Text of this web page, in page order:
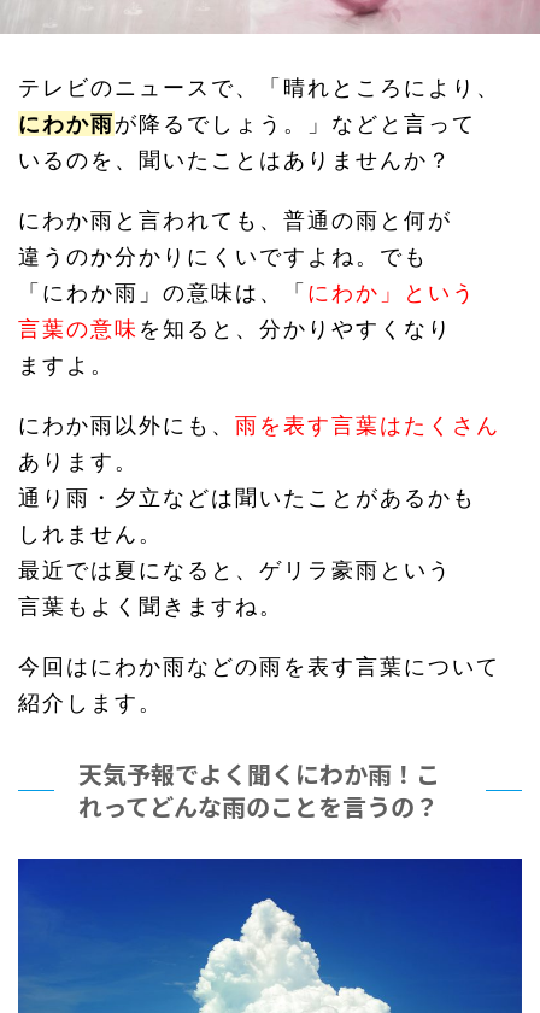
テレビのニュースで、「晴れところにより、
にわか雨が降るでしょう。」などと言って
いるのを、聞いたことはありませんか？
にわか雨と言われても、普通の雨と何が
違うのか分かりにくいですよね。でも
「にわか雨」の意味は、「にわか」という
言葉の意味 を知ると、分かりやすくなり
ますよ。
にわか雨以外にも、 雨を表す言葉はたくさん
あります。
通り雨・夕立などは聞いたことがあるかも
しれません。
最近では夏になると、ゲリラ豪雨という
言葉もよく聞きますね。
今回はにわか雨などの雨を表す言葉について
紹介します。
天気予報でよく聞くにわか雨！こ
れってどんな雨のことを言うの？